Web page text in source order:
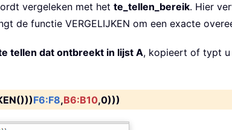
vergeleken met het te_tellen_bereik. Hier
de functie VERGELIJKEN om een exacte
tellen dat ontbreekt in lijst A, kopieert of typt u
F6:F8,B6:B10,0)))